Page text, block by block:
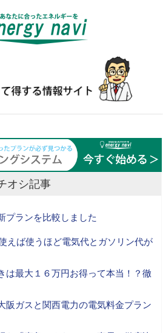
オシ記事
プランを比較しました
使えば使うほど電気代とガソリン代が
は最大１６万円お得って本当！？徹
阪ガスと関西電力の電気料金プラン